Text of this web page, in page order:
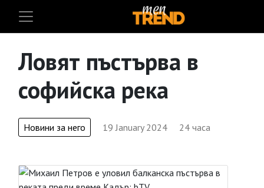
Ловят пъстърва в
софийска река
Новини за него 19 January 2024 24 часа